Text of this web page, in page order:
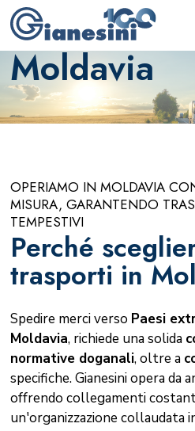
Moldavia
OPERIAMO IN MOLDAVIA
MISURA, GARANTENDO
TEMPESTIVI
Perché
trasporti in
Spedire merci verso Paesi
Moldavia, richiede una solida
normative doganali, oltre a
specifiche. Gianesini opera da
offrendo collegamenti
un'organizzazione collaudata